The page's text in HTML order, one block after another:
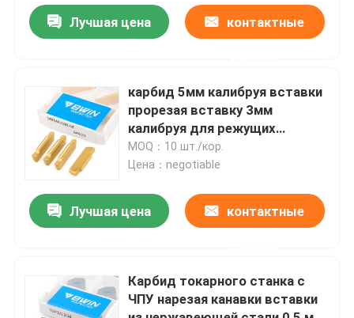
О нас
Контроль качества
Свяжитесь с нами
Новости
Вставки карбида вольфрама
Лучшая цена контактные
карбид 5мм калибруя вставки
прорезая вставку 3мм
калибруя для режущих
инструментов
MOQ：10 шт./кор.
Цена：negotiable
Лучшая цена контактные
Карбид токарного станка с
ЧПУ нарезая канавки вставки